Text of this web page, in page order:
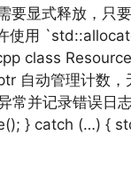
显式释放，只
用
class
动管理计数，
并记录错误日
} catch (…) {